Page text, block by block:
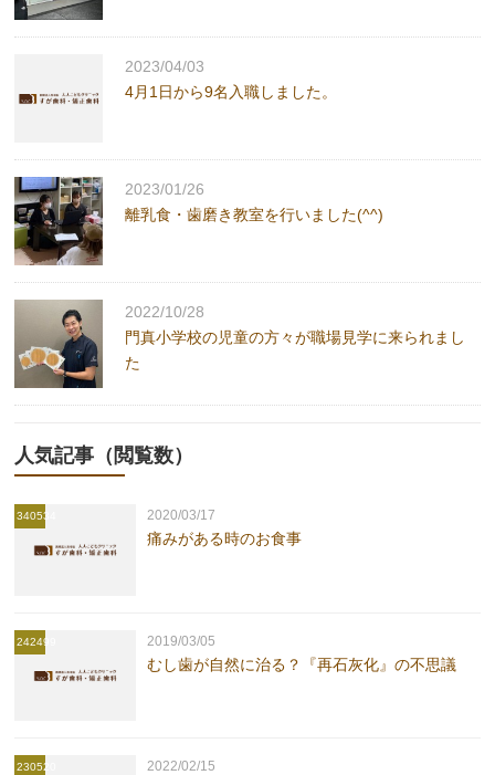
2023/04/03
4月1日から9名入職しました。
2023/01/26
離乳食・歯磨き教室を行いました(^^)
2022/10/28
門真小学校の児童の方々が職場見学に来られまし
た
人気記事（閲覧数）
340534 2020/03/17
痛みがある時のお食事
242499 2019/03/05
むし歯が自然に治る？『再石灰化』の不思議
230520 2022/02/15